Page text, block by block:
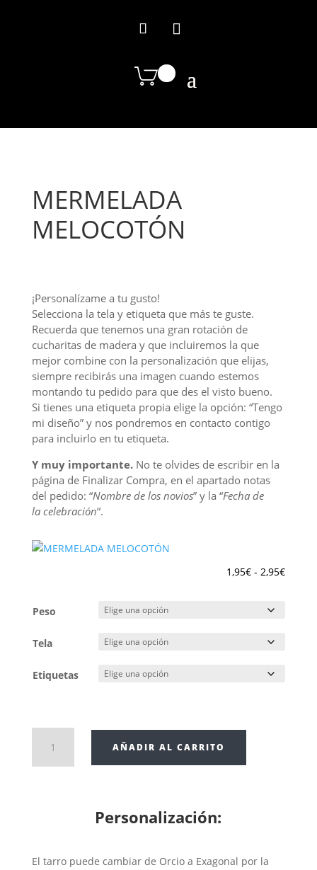
MERMELADA
MELOCOTÓN
¡Personalízame a tu gusto!
Selecciona la tela y etiqueta que más te guste.
Recuerda que tenemos una gran rotación de
cucharitas de madera y que incluiremos la que
mejor combine con la personalización que elijas,
siempre recibirás una imagen cuando estemos
montando tu pedido para que des el visto bueno.
Si tienes una etiqueta propia elige la opción: “Tengo
mi diseño” y nos pondremos en contacto contigo
para incluirlo en tu etiqueta.
Y muy importante.No te olvides de escribir en la
página de Finalizar Compra, en el apartado notas
del pedido: “Nombre de los novios” y la “Fecha de
la celebración“.
1,95€ - 2,95€Rango
Peso
Tela
Etiquetas
MELOCOTÓN
cantidad
AÑADIR AL CARRITO
Personalización:
El tarro puede cambiar de Orcio a Exagonal por la